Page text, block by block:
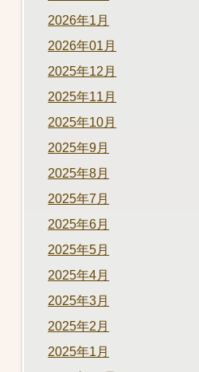
2026年1月
2026年01月
2025年12月
2025年11月
2025年10月
2025年9月
2025年8月
2025年7月
2025年6月
2025年5月
2025年4月
2025年3月
2025年2月
2025年1月